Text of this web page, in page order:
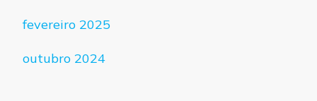
fevereiro 2025
outubro 2024